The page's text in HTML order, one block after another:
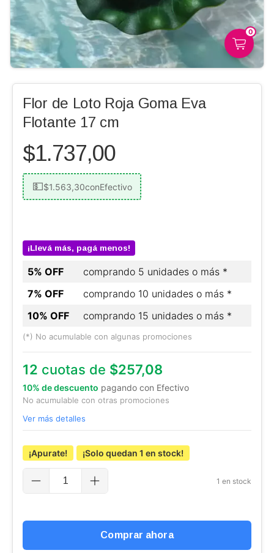
0
Flor de Loto Roja Goma Eva
Flotante 17 cm
$1.737,00
$1.563,30conEfectivo
¡Llevá más, pagá menos!
5% OFF
comprando 5 unidades o más *
7% OFF
comprando 10 unidades o más *
10% OFF
comprando 15 unidades o más *
(*) No acumulable con algunas promociones
12 cuotas de $257,08
10% de descuento pagando con Efectivo
No acumulable con otras promociones
Ver más detalles
¡Apurate! ¡Solo quedan 1 en stock!
1 en stock